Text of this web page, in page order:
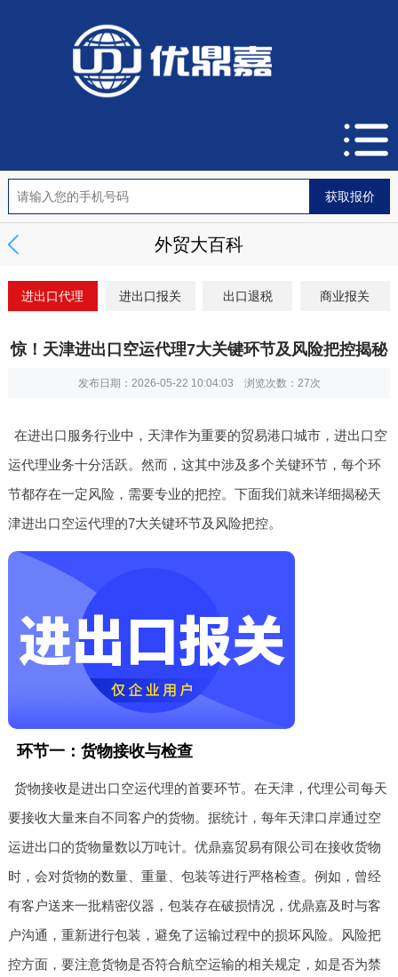
外贸大百科
进出口代理 进出口报关 出口退税 商业报关
惊！天津进出口空运代理7大关键环节及风险把控揭秘
发布日期：2026-05-22 10:04:03 浏览次数： 27次
在进出口服务行业中，天津作为重要的贸易港口城市，进出口空
运代理业务十分活跃。然而，这其中涉及多个关键环节，每个环
节都存在一定风险，需要专业的把控。下面我们就来详细揭秘天
津进出口空运代理的7大关键环节及风险把控。
环节一：货物接收与检查
货物接收是进出口空运代理的首要环节。在天津，代理公司每天
要接收大量来自不同客户的货物。据统计，每年天津口岸通过空
运进出口的货物量数以万吨计。优鼎嘉贸易有限公司在接收货物
时，会对货物的数量、重量、包装等进行严格检查。例如，曾经
有客户送来一批精密仪器，包装存在破损情况，优鼎嘉及时与客
户沟通，重新进行包装，避免了运输过程中的损坏风险。风险把
控方面，要注意货物是否符合航空运输的相关规定，如是否为禁